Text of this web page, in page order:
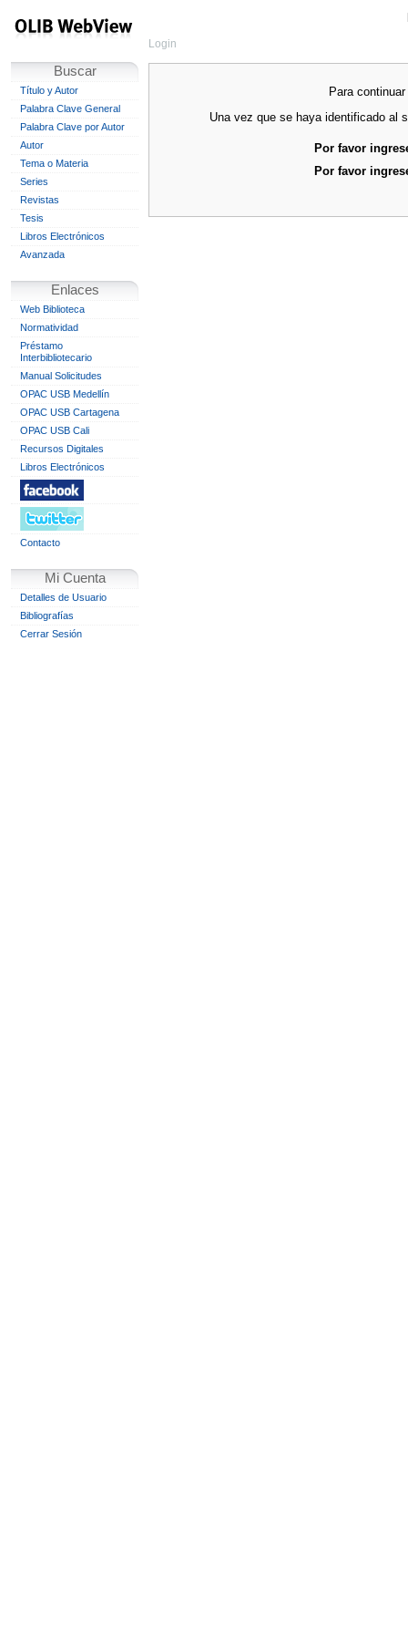
Buscar
Título y Autor
Palabra Clave General
Palabra Clave por Autor
Autor
Tema o Materia
Series
Revistas
Tesis
Libros Electrónicos
Avanzada
Enlaces
Web Biblioteca
Normatividad
Préstamo
Interbibliotecario
Manual Solicitudes
OPAC USB Medellín
OPAC USB Cartagena
OPAC USB Cali
Recursos Digitales
Libros Electrónicos
Contacto
Mi Cuenta
Detalles de Usuario
Bibliografías
Cerrar Sesión
Login
Para
Una vez que se haya identificado al
Por favor
Por favor